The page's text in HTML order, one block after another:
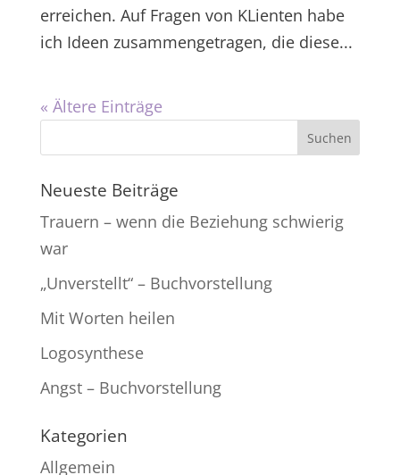
erreichen. Auf Fragen von KLienten habe
ich Ideen zusammengetragen, die diese...
« Ältere Einträge
Neueste Beiträge
Trauern – wenn die Beziehung schwierig
war
„Unverstellt“ – Buchvorstellung
Mit Worten heilen
Logosynthese
Angst – Buchvorstellung
Kategorien
Allgemein